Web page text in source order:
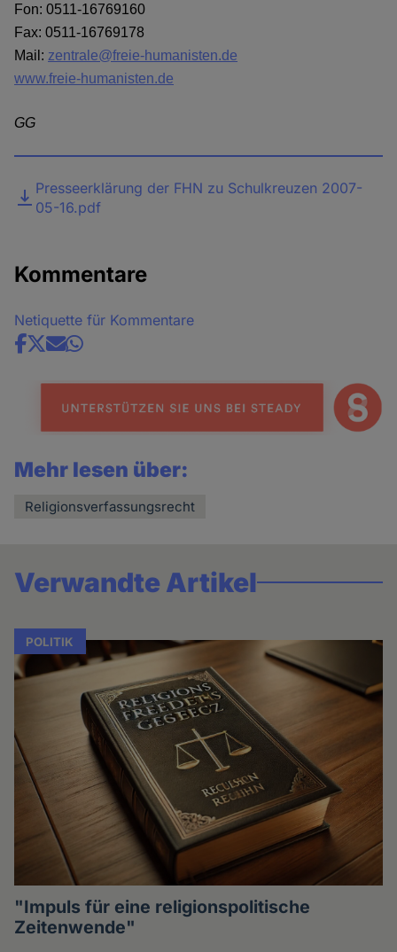
Fon: 0511-16769160
Fax: 0511-16769178
Mail: zentrale@freie-humanisten.de
www.freie-humanisten.de
GG
DateiPresseerklärung der FHN zu Schulkreuzen 2007-
05-16.pdf
Kommentare
Netiquette für Kommentare
Share
news
Mehr lesen über:
Religionsverfassungsrecht
Verwandte Artikel
POLITIK
"Impuls für eine religionspolitische
Zeitenwende"